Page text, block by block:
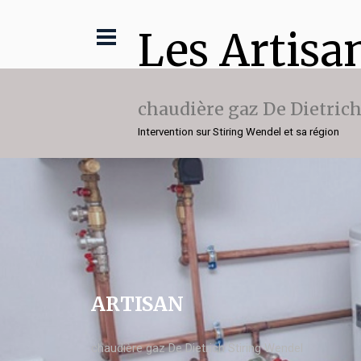
Les
chaudière gaz De Dietrich
Intervention sur Stiring Wendel et sa région
ARTISAN
chaudière gaz De Dietrich Stiring Wendel